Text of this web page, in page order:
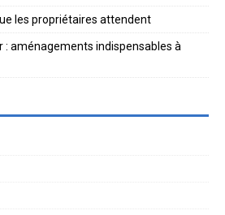
les propriétaires attendent
: aménagements indispensables à